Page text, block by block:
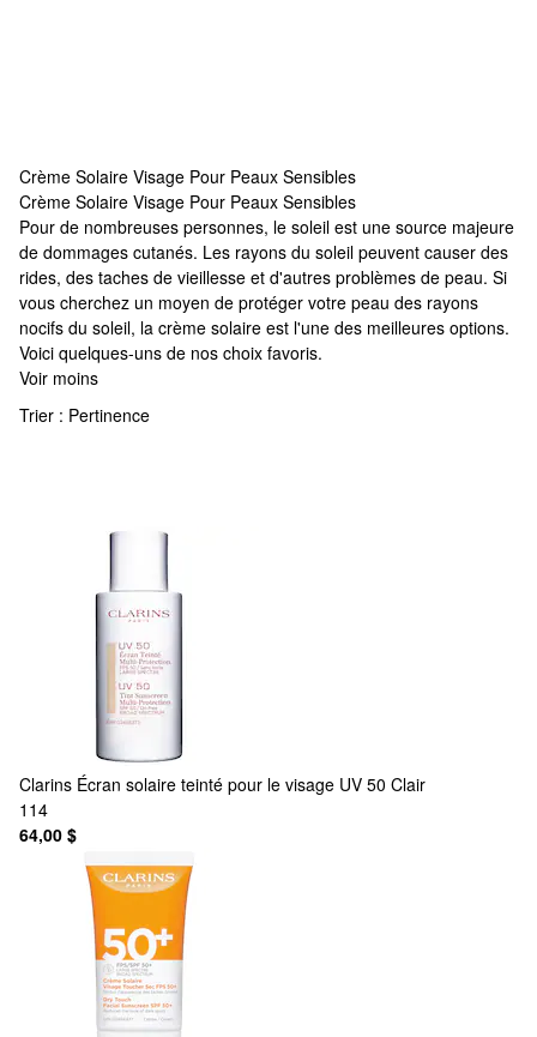
Crème Solaire Visage Pour Peaux Sensibles
Crème Solaire Visage Pour Peaux Sensibles
Crème Solaire Visage Pour Peaux Sensibles
Pour de nombreuses personnes, le soleil est une source majeure
de dommages cutanés. Les rayons du soleil peuvent causer des
rides, des taches de vieillesse et d'autres problèmes de peau. Si
vous cherchez un moyen de protéger votre peau des rayons
nocifs du soleil, la crème solaire est l'une des meilleures options.
Voici quelques-uns de nos choix favoris.
Voir moins
Trier : Pertinence
Clarins Écran solaire teinté pour le visage UV 50 Clair
114
64,00 $